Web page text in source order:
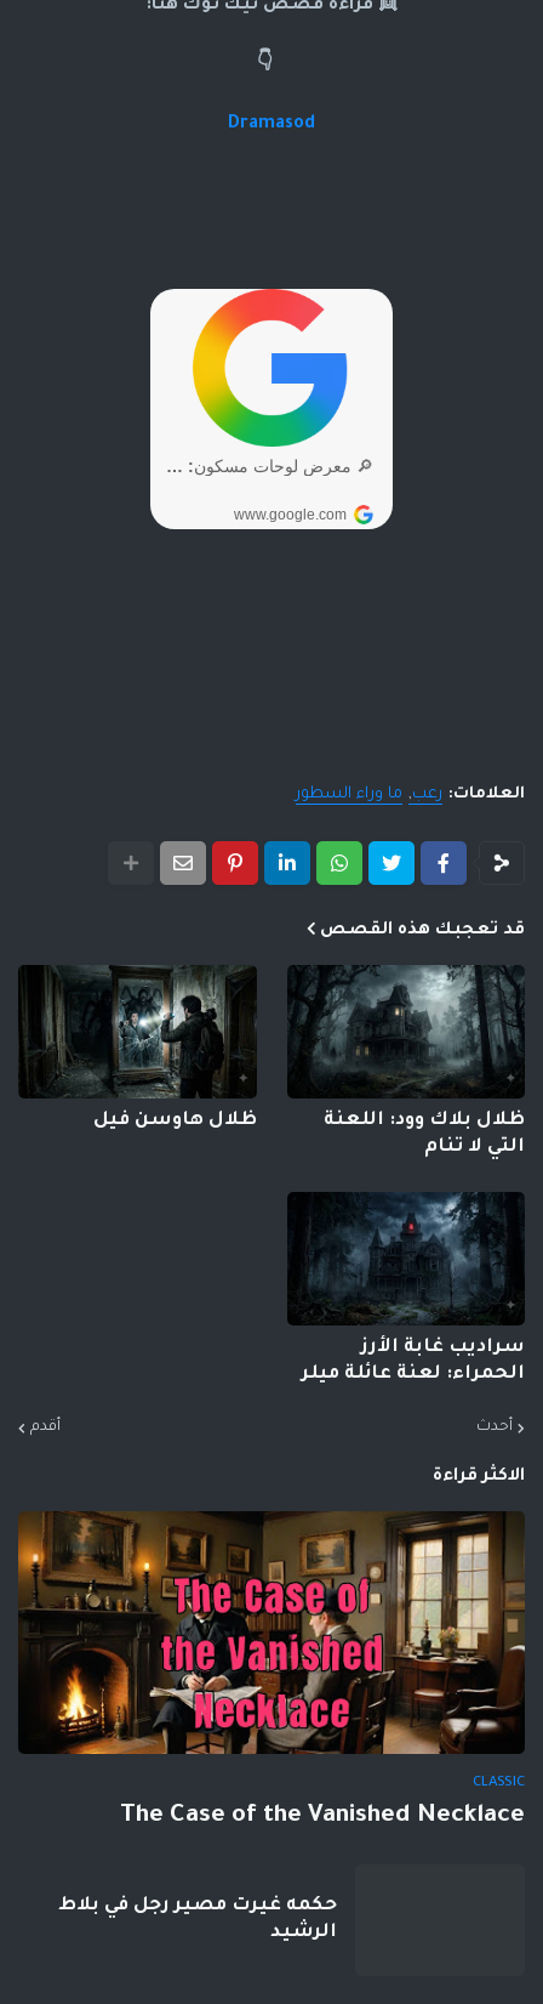
👯 قراءه قصص تيك توك هنا:
👇
Dramasod
العلامات: رعب ما وراء السطور
قد تعجبك هذه القصص
ظلال بلاك وود: اللعنة
التي لا تنام
ظلال هاوسن فيل
سراديب غابة الأرز
الحمراء: لعنة عائلة ميلر
أحدث أقدم
الاكثر قراءة
CLASSIC
The Case of the Vanished Necklace
حكمه غيرت مصير رجل في بلاط
الرشيد